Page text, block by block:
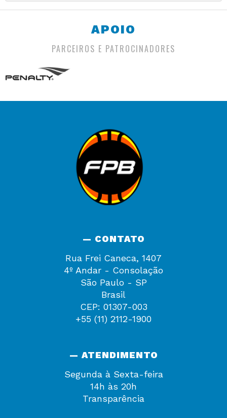
APOIO
PARCEIROS E PATROCINADORES
— CONTATO
Rua Frei Caneca, 1407
4º Andar - Consolação
São Paulo - SP
Brasil
CEP: 01307-003
+55 (11) 2112-1900
— ATENDIMENTO
Segunda à Sexta-feira
14h às 20h
Transparência